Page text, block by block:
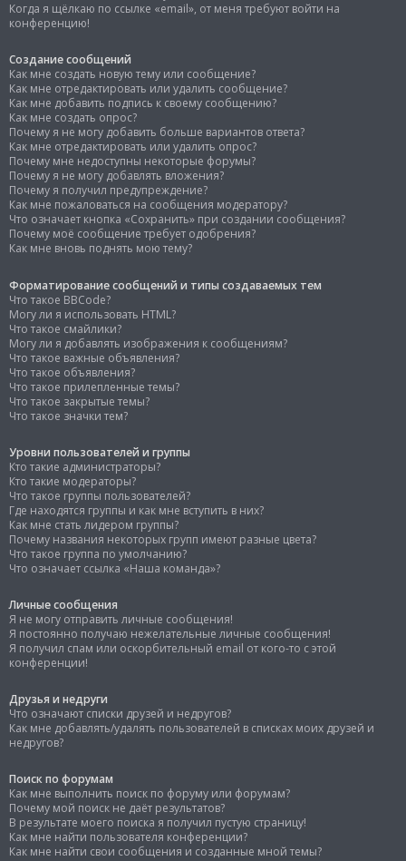
Когда я щёлкаю по ссылке «email», от меня требуют войти на
конференцию!
Создание сообщений
Как мне создать новую тему или сообщение?
Как мне отредактировать или удалить сообщение?
Как мне добавить подпись к своему сообщению?
Как мне создать опрос?
Почему я не могу добавить больше вариантов ответа?
Как мне отредактировать или удалить опрос?
Почему мне недоступны некоторые форумы?
Почему я не могу добавлять вложения?
Почему я получил предупреждение?
Как мне пожаловаться на сообщения модератору?
Что означает кнопка «Сохранить» при создании сообщения?
Почему моё сообщение требует одобрения?
Как мне вновь поднять мою тему?
Форматирование сообщений и типы создаваемых тем
Что такое BBCode?
Могу ли я использовать HTML?
Что такое смайлики?
Могу ли я добавлять изображения к сообщениям?
Что такое важные объявления?
Что такое объявления?
Что такое прилепленные темы?
Что такое закрытые темы?
Что такое значки тем?
Уровни пользователей и группы
Кто такие администраторы?
Кто такие модераторы?
Что такое группы пользователей?
Где находятся группы и как мне вступить в них?
Как мне стать лидером группы?
Почему названия некоторых групп имеют разные цвета?
Что такое группа по умолчанию?
Что означает ссылка «Наша команда»?
Личные сообщения
Я не могу отправить личные сообщения!
Я постоянно получаю нежелательные личные сообщения!
Я получил спам или оскорбительный email от кого-то с этой
конференции!
Друзья и недруги
Что означают списки друзей и недругов?
Как мне добавлять/удалять пользователей в списках моих друзей и
недругов?
Поиск по форумам
Как мне выполнить поиск по форуму или форумам?
Почему мой поиск не даёт результатов?
В результате моего поиска я получил пустую страницу!
Как мне найти пользователя конференции?
Как мне найти свои сообщения и созданные мной темы?